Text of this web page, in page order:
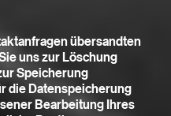
übersandten
uns zur Löschung
Speicherung
die Datenspeicherung
Bearbeitung Ihres